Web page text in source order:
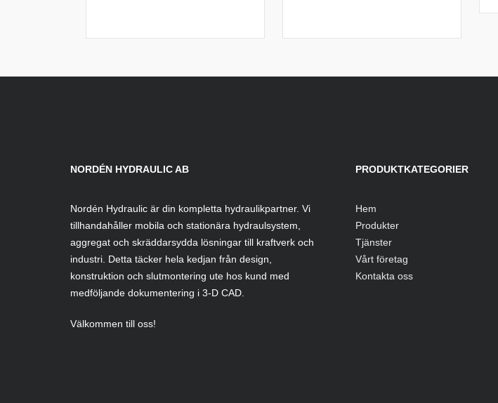
NORDÉN HYDRAULIC AB
Nordén Hydraulic är din kompletta hydraulikpartner. Vi
tillhandahåller mobila och stationära hydraulsystem,
aggregat och skräddarsydda lösningar till kraftverk och
industri. Detta täcker hela kedjan från design,
konstruktion och slutmontering ute hos kund med
medföljande dokumentering i 3-D CAD.
Välkommen till oss!
PRODUKTKATEGORIER
Hem
Produkter
Tjänster
Vårt företag
Kontakta oss